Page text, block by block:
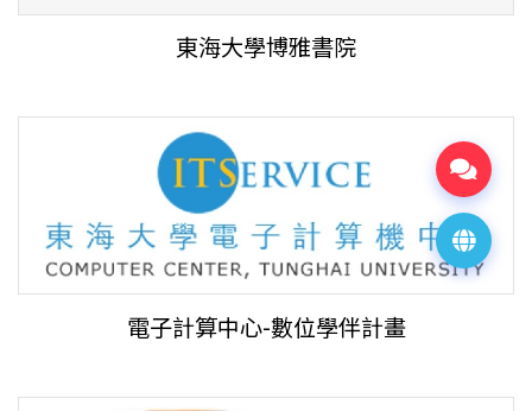
東海大學博雅書院
電子計算中心-數位學伴計畫